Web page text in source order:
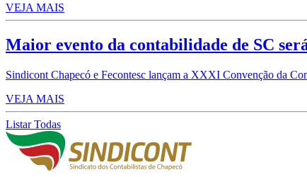
VEJA MAIS
Maior evento da contabilidade de SC
Sindicont Chapecó e Fecontesc lançam a XXXI Convenção da
VEJA MAIS
Listar Todas